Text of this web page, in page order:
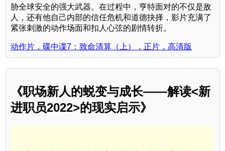
胁全球安全的强大武器。在过程中，亨特面对的不仅是敌
人，还有他自己内部的信任危机和道德抉择，影片充满了
紧张刺激的动作场面和扣人心弦的剧情转折。
动作片，碟中谍7：致命清算（上），正片，高清版
《职场新人的蜕变与成长——解读<新
进职员2022>的现实启示》